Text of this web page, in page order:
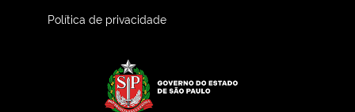
Política de privacidade